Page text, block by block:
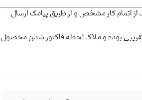
اتمام کار مشخص و از طریق پیامک ارسال
بوده و ملاک لحظه فاکتور شدن محصول